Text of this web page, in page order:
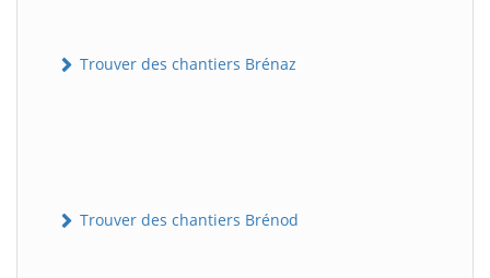
Trouver des chantiers Brénaz
Trouver des chantiers Brénod